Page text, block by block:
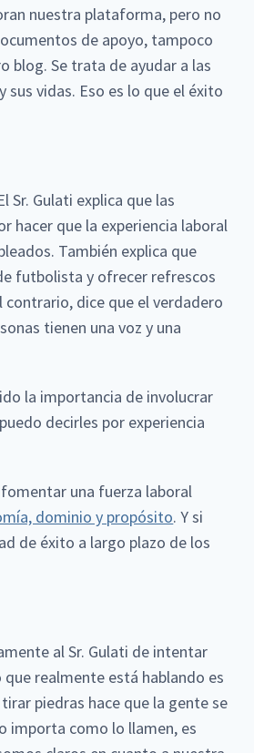
nuestra plataforma, pero no
de apoyo, tampoco
blog. Se trata de ayudar a las
vidas. Eso es lo que el éxito
Sr. Gulati explica que las
hacer que la experiencia laboral
También explica que
futbolista y ofrecer refrescos
dice que el verdadero
tienen una voz y una
la importancia de involucrar
decirles por experiencia
una fuerza laboral
dominio y propósito. Y si
de éxito a largo plazo de los
al Sr. Gulati de intentar
realmente está hablando es
piedras hace que la gente se
importa como lo llamen, es